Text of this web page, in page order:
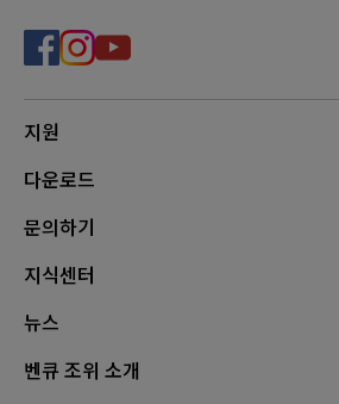
지원
다운로드
문의하기
지식센터
뉴스
벤큐 조위 소개